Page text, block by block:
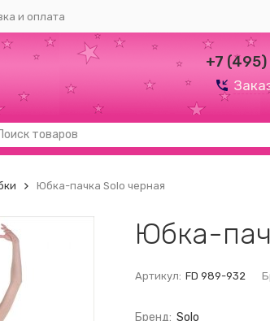
и оплата
+7
Юбка-пачка Solo черная
Юбка-
Артикул: FD 989-932
Бренд: Solo